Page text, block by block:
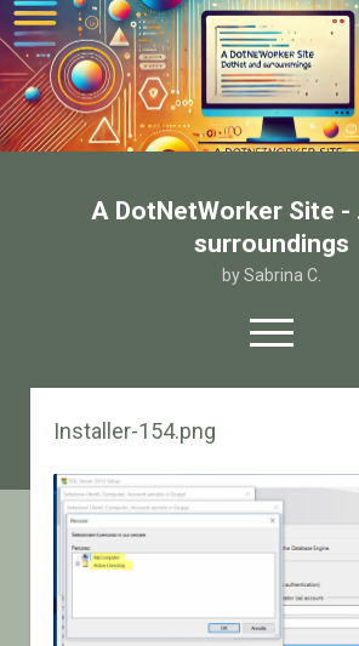
A DotNetWorker Site -
surroundings
by Sabrina C.
open
menu
twitter
Chi sono
Installer-154.png